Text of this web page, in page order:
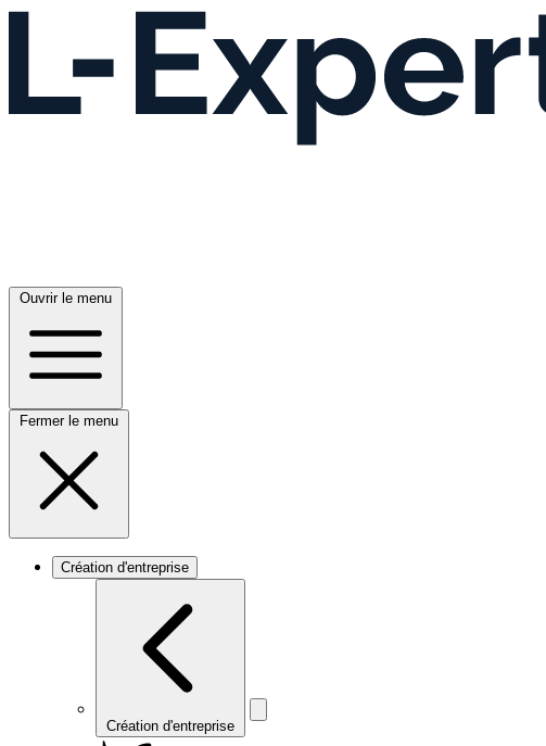
Ouvrir le menu
Fermer le menu
Création d'entreprise
Création d'entreprise